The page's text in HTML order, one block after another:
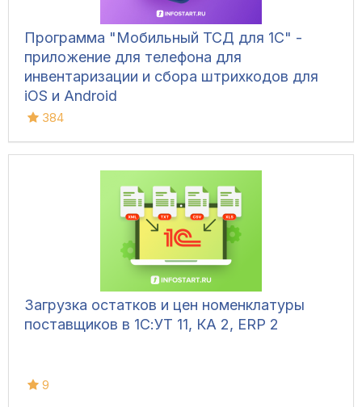
Программа "Мобильный ТСД для 1С" -
приложение для телефона для
инвентаризации и сбора штрихкодов для
iOS и Android
384
Загрузка остатков и цен номенклатуры
поставщиков в 1С:УТ 11, КА 2, ERP 2
9